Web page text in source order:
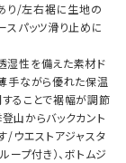
り/左右裾に生地の
スパッツ滑り止めに
湿性を備えた素材ド
手ながら優れた保温
ることで裾幅が調節
山からバックカント
/ウエストアジャスタ
プ付き）、ボトムジ